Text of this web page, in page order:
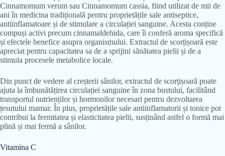
Cinnamomum verum sau Cinnamomum cassia, fiind utilizat de mii de
ani în medicina tradițională pentru proprietățile sale antiseptice,
antiinflamatoare și de stimulare a circulației sanguine. Acesta conține
compuși activi precum cinnamaldehida, care îi conferă aroma specifică
și efectele benefice asupra organismului. Extractul de scorțișoară este
apreciat pentru capacitatea sa de a sprijini sănătatea pielii și de a
stimula procesele metabolice locale.
Din punct de vedere al creșterii sânilor, extractul de scorțișoară poate
ajuta la îmbunătățirea circulației sanguine în zona bustului, facilitând
transportul nutrienților și hormonilor necesari pentru dezvoltarea
țesutului mamar. În plus, proprietățile sale antiinflamatorii și tonice pot
contribui la fermitatea și elasticitatea pielii, susținând astfel o formă mai
plină și mai fermă a sânilor.
Vitamina C